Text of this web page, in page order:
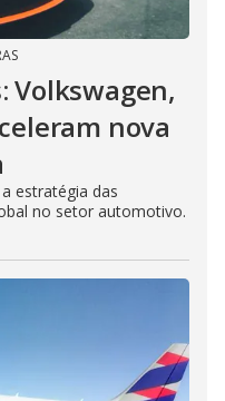
Volkswagen,
nova
estratégia das
no setor automotivo.